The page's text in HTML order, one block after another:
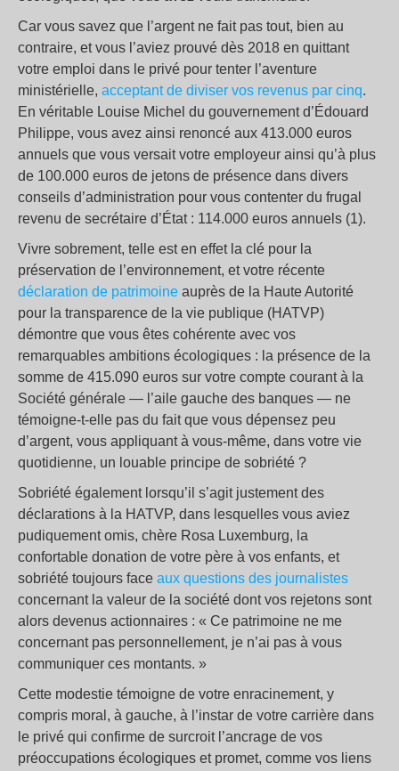
Car vous savez que l’argent ne fait pas tout, bien au
contraire, et vous l’aviez prouvé dès 2018 en quittant
votre emploi dans le privé pour tenter l’aventure
ministérielle, acceptant de diviser vos revenus par cinq.
En véritable Louise Michel du gouvernement d’Édouard
Philippe, vous avez ainsi renoncé aux 413.000 euros
annuels que vous versait votre employeur ainsi qu’à plus
de 100.000 euros de jetons de présence dans divers
conseils d’administration pour vous contenter du frugal
revenu de secrétaire d’État : 114.000 euros annuels (1).
Vivre sobrement, telle est en effet la clé pour la
préservation de l’environnement, et votre récente
déclaration de patrimoine auprès de la Haute Autorité
pour la transparence de la vie publique (HATVP)
démontre que vous êtes cohérente avec vos
remarquables ambitions écologiques : la présence de la
somme de 415.090 euros sur votre compte courant à la
Société générale — l’aile gauche des banques — ne
témoigne-t-elle pas du fait que vous dépensez peu
d’argent, vous appliquant à vous-même, dans votre vie
quotidienne, un louable principe de sobriété ?
Sobriété également lorsqu’il s’agit justement des
déclarations à la HATVP, dans lesquelles vous aviez
pudiquement omis, chère Rosa Luxemburg, la
confortable donation de votre père à vos enfants, et
sobriété toujours face aux questions des journalistes
concernant la valeur de la société dont vos rejetons sont
alors devenus actionnaires : « Ce patrimoine ne me
concernant pas personnellement, je n’ai pas à vous
communiquer ces montants. »
Cette modestie témoigne de votre enracinement, y
compris moral, à gauche, à l’instar de votre carrière dans
le privé qui confirme de surcroit l’ancrage de vos
préoccupations écologiques et promet, comme vos liens